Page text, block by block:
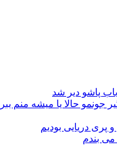
پاشو دیر شد
جونمو حالا یا میشه منم ببر
پری دریایی بودیم
بندم